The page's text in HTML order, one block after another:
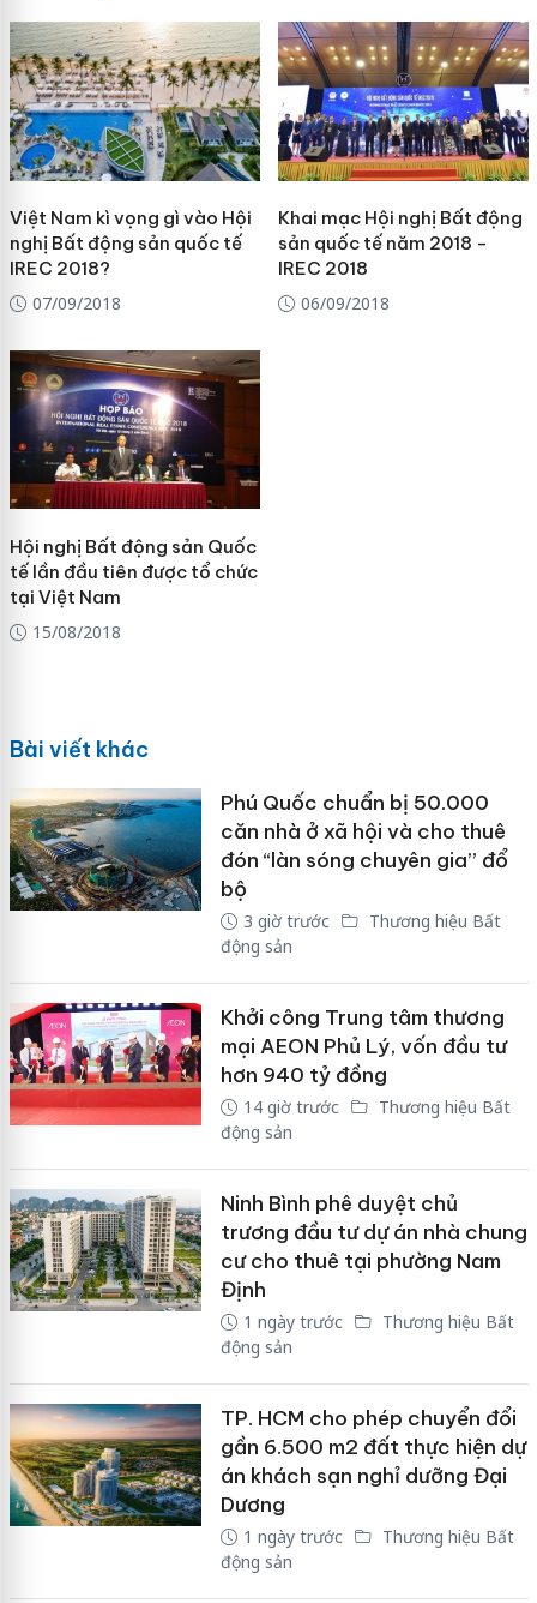
Việt Nam kì vọng gì vào Hội
nghị Bất động sản quốc tế
IREC 2018?
07/09/2018
Khai mạc Hội nghị Bất động
sản quốc tế năm 2018 -
IREC 2018
06/09/2018
Hội nghị Bất động sản Quốc
tế lần đầu tiên được tổ chức
tại Việt Nam
15/08/2018
Bài viết khác
Phú Quốc chuẩn bị 50.000
căn nhà ở xã hội và cho thuê
đón “làn sóng chuyên gia” đổ
bộ
3 giờ trước
Thương hiệu Bất
động sản
Khởi công Trung tâm thương
mại AEON Phủ Lý, vốn đầu tư
hơn 940 tỷ đồng
14 giờ trước
Thương hiệu Bất
động sản
Ninh Bình phê duyệt chủ
trương đầu tư dự án nhà chung
cư cho thuê tại phường Nam
Định
1 ngày trước
Thương hiệu Bất
động sản
TP. HCM cho phép chuyển đổi
gần 6.500 m2 đất thực hiện dự
án khách sạn nghỉ dưỡng Đại
Dương
1 ngày trước
Thương hiệu Bất
động sản